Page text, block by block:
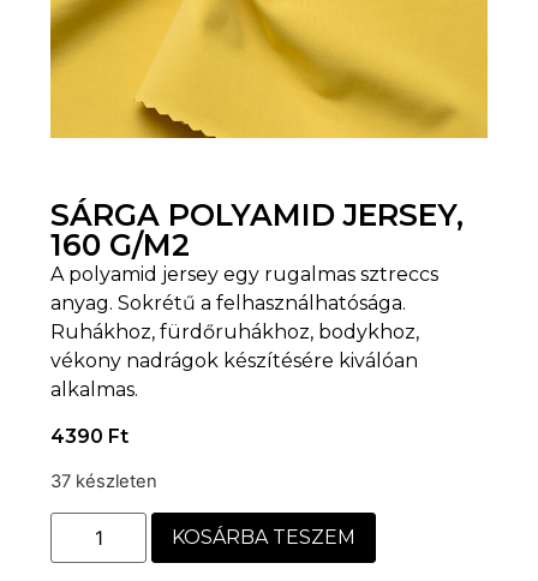
SÁRGA POLYAMID JERSEY,
160 G/M2
A polyamid jersey egy rugalmas sztreccs
anyag. Sokrétű a felhasználhatósága.
Ruhákhoz, fürdőruhákhoz, bodykhoz,
vékony nadrágok készítésére kiválóan
alkalmas.
4390 Ft
37 készleten
KOSÁRBA TESZEM